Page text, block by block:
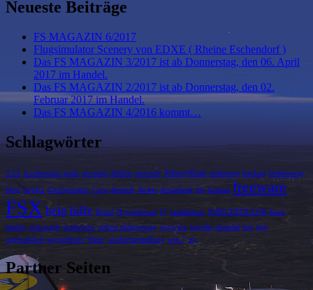
Neueste Beiträge
FS MAGAZIN 6/2017
Flugsimulator Scenery von EDXE ( Rheine Eschendorf )
Das FS MAGAZIN 3/2017 ist ab Donnerstag, den 06. April
2017 im Handel.
Das FS MAGAZIN 2/2017 ist ab Donnerstag, den 02.
Februar 2017 im Handel.
Das FS MAGAZIN 4/2016 kommt…
Schlagwörter
3.15 acceleration pack acronist Addon aerosoft AffinityMask anleitung backup bedienung
blog bugfix Configurator Core deutsch dicker download fps frames freeware
FSX help hilfe Hund Hyperthreed I7 installation JOBSCHEDULER Kern
limiter microsoft missionen online aktivierung payware regedit skandal test tipp
unglaublich upperfilters Water wiederherstellung win 7 xp
Partner Seiten